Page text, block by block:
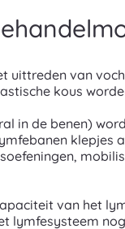
uittreden van
kous
in de benen)
klepjes
van het
lymfesysteem